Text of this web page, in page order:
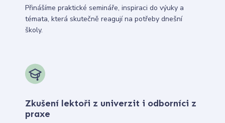
Přinášíme praktické semináře, inspiraci do výuky a
témata, která skutečně reagují na potřeby dnešní
školy.
Zkušení lektoři z univerzit i odborníci z
praxe